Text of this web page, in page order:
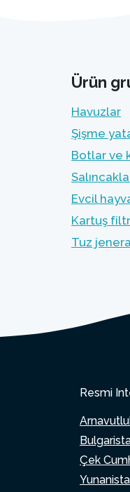
Ürün
Havuzlar
Şişme
Botlar ve
Evcil
Kartuş
Tuz
Resmi
Çek